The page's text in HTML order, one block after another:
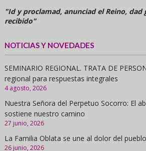
"Id y proclamad, anunciad el Reino, dad
recibido"
NOTICIAS Y NOVEDADES
SEMINARIO REGIONAL. TRATA DE
regional para respuestas integrales
4 agosto, 2026
Nuestra Señora del Perpetuo Socorro: El
sostiene nuestro camino
27 junio, 2026
La Familia Oblata se une al dolor del
26 junio, 2026